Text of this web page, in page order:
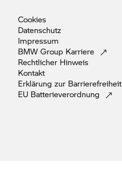
Cookies
Datenschutz
Impressum
BMW Group Karriere
Rechtlicher Hinweis
Kontakt
Erklärung zur Barrierefreiheit
EU Batterieverordnung